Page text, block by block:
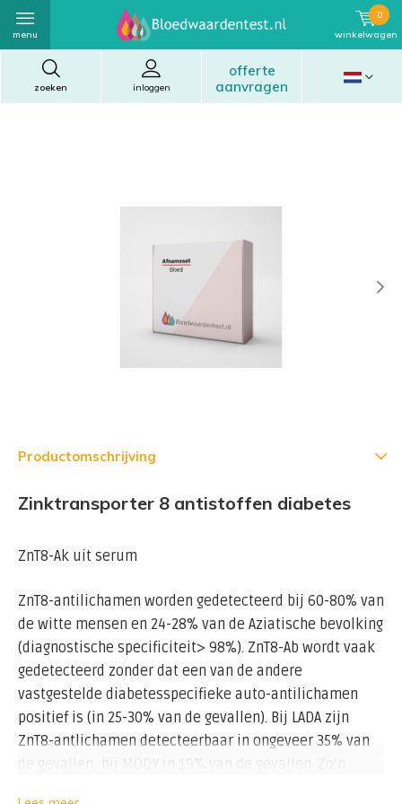
zoeken
offerte
aanvragen
inloggen
menu winkelwagen
0
Productomschrijving
Zinktransporter 8 antistoffen diabetes
ZnT8-Ak uit serum
ZnT8-antilichamen worden gedetecteerd bij 60-80% van
de witte mensen en 24-28% van de Aziatische bevolking
(diagnostische specificiteit> 98%). ZnT8-Ab wordt vaak
gedetecteerd zonder dat een van de andere
vastgestelde diabetesspecifieke auto-antilichamen
positief is (in 25-30% van de gevallen). Bij LADA zijn
ZnT8-antlichamen detecteerbaar in ongeveer 35% van